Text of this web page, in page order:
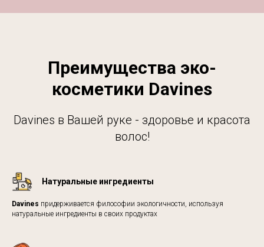
Преимущества эко-
косметики Davines
Davines в Вашей руке - здоровье и красота
волос!
Натуральные ингредиенты
Davines придерживается философии экологичности, используя
натуральные ингредиенты в своих продуктах